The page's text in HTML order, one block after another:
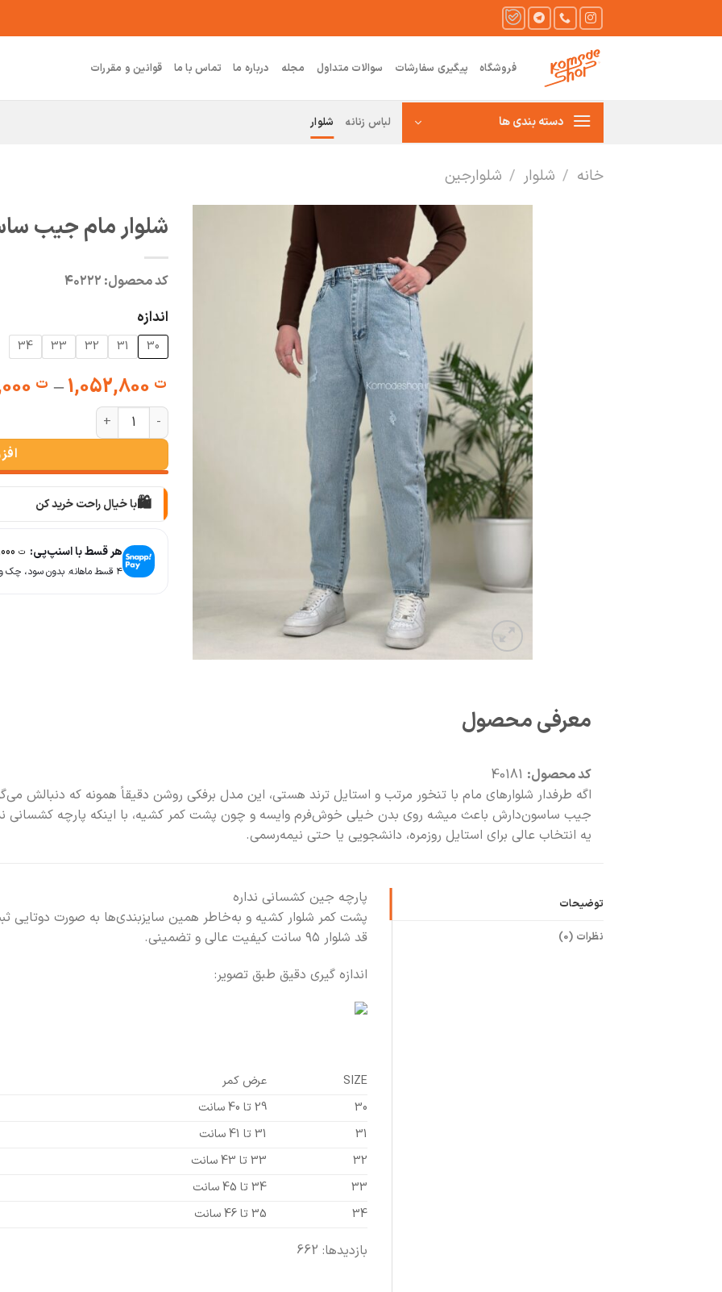
فروشگاه پیگیری سفارشات سوالات متداول مجله درباره ما تماس با ما قوانین و مقررات
دسته بندی ها لباس زنانه شلوار
خانه / شلوار / شلوارجین
شلوار مام جیب
کد محصول: ۴۰۲۲۲
اندازه
30
31
32
33
34
ت – ت
شلوار مام جیب ساسون برفکی روشن
🛍️با خیال راحت خرید کن
📦
🚚سریع به دستت می‌رسه
هر قسط با اسنپ‌پی: ت
۴ قسط ماهانه. بدون سود، چک و ضامن.
معرفی محصول
کد محصول: 40181
اگه طرفدار شلوارهای مام با تنخور مرتب و استایل ترند هستی، این مدل برفکی روشن دقیقاً همونه که دنبالش
جیب ساسون‌دارش باعث میشه روی بدن خیلی خوش‌فرم وایسه و چون پشت کمر کشیه، با اینکه پارچه کشسانی
یه انتخاب عالی برای استایل روزمره، دانشجویی یا حتی نیمه‌رسمی.
توضیحات
نظرات (0)
پارچه جین کشسانی نداره
پشت کمر شلوار کشیه و به‌خاطر همین سایزبندی‌ها به صورت دوتایی
قد شلوار ۹۵ سانت کیفیت عالی و تضمینی.
اندازه گیری دقیق طبق تصویر:
SIZE عرض کمر
30
29 تا 40 سانت
31
31 تا 41 سانت
32
33 تا 43 سانت
33
34 تا 45 سانت
34
35 تا 46 سانت
بازدیدها: 662